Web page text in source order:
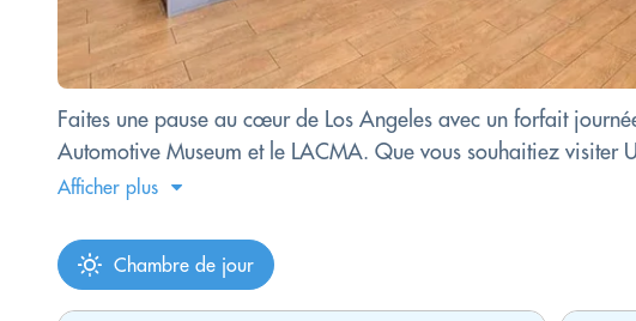
Faites une pause au cœur de Los Angeles avec un forfait
Automotive Museum et le LACMA. Que vous souhaitiez visiter
Afficher plus
Chambre de jour